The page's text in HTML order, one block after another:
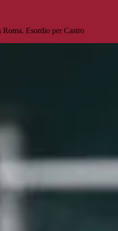
Esordio per Castro